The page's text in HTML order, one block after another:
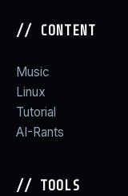
// CONTENT
Music
Linux
Tutorial
AI-Rants
// TOOLS